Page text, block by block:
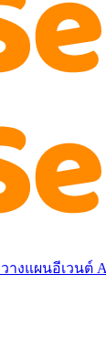
างแผนอีเวน